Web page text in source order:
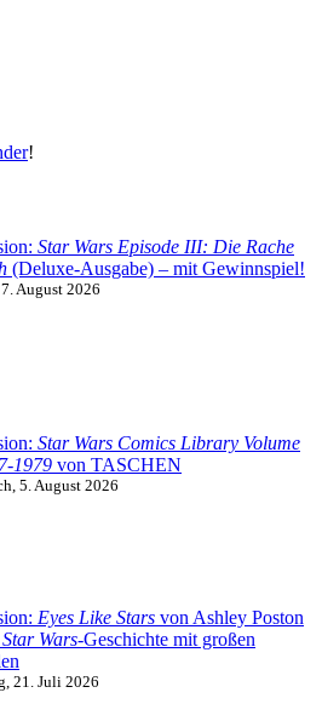
!
Star Wars Episode III: Die Rache
(Deluxe-Ausgabe) – mit Gewinnspiel!
August 2026
Star Wars Comics Library Volume
1979 von TASCHEN
5. August 2026
Eyes Like Stars von Ashley Poston
Star Wars-Geschichte mit großen
21. Juli 2026